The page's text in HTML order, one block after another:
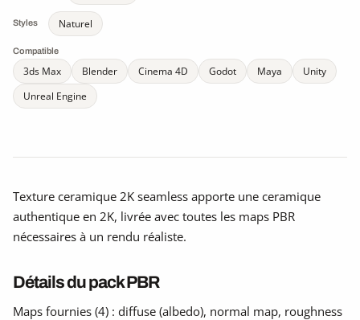
Styles Naturel
Compatible
3ds Max Blender Cinema 4D Godot Maya
Unity
Unreal Engine
Texture ceramique 2K seamless apporte une ceramique
authentique en 2K, livrée avec toutes les maps PBR
nécessaires à un rendu réaliste.
Détails du pack PBR
Maps fournies (4) : diffuse (albedo), normal map, roughness